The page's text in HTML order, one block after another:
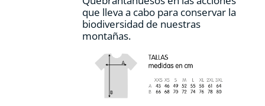
que lleva a cabo para conservar la
biodiversidad de nuestras
montañas.